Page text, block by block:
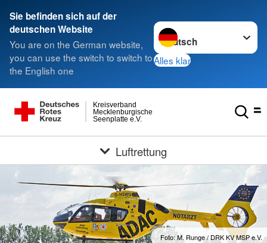
Sie befinden sich auf der
deutschen Website
You are on the German website,
you can use the switch to switch to
the English one
Sprache wechseln zu
Alles klar
Seenplatte e.V.
Mecklenburgische
Kreisverband
Luftrettung
Foto: M. Runge / DRK KV MSP e.V.